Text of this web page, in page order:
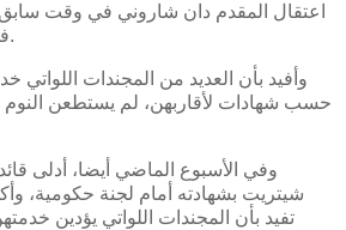
اعتقال المقدم دان شاروني في وقت سابق
في تصويره مجندات سرا.
وأفيد بأن العديد من المجندات
حسب شهادات لأقاربهن، لم يستطعن النوم
وفي الأسبوع الماضي أيضا، أدلى
تفيد بأن المجندات اللواتي يؤدين